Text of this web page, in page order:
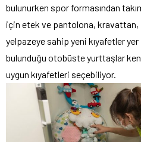
bulunurken spor formasından
için etek ve pantolona,
yelpazeye sahip yeni kıyafetler
bulunduğu otobüste yurttaşlar
uygun kıyafetleri seçebiliyor.